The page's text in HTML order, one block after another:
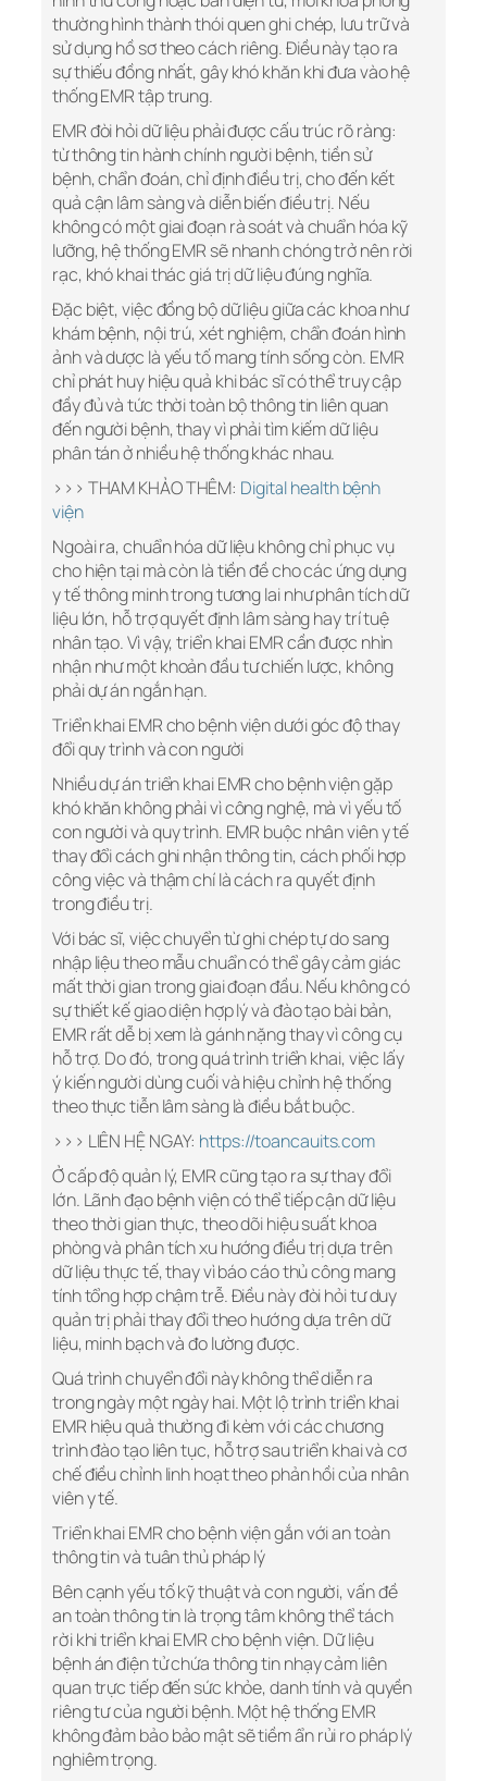
thường hình thành thói quen ghi chép, lưu trữ và
sử dụng hồ sơ theo cách riêng. Điều này tạo ra
sự thiếu đồng nhất, gây khó khăn khi đưa vào hệ
thống EMR tập trung.
EMR đòi hỏi dữ liệu phải được cấu trúc rõ ràng:
từ thông tin hành chính người bệnh, tiền sử
bệnh, chẩn đoán, chỉ định điều trị, cho đến kết
quả cận lâm sàng và diễn biến điều trị. Nếu
không có một giai đoạn rà soát và chuẩn hóa kỹ
lưỡng, hệ thống EMR sẽ nhanh chóng trở nên rời
rạc, khó khai thác giá trị dữ liệu đúng nghĩa.
Đặc biệt, việc đồng bộ dữ liệu giữa các khoa như
khám bệnh, nội trú, xét nghiệm, chẩn đoán hình
ảnh và dược là yếu tố mang tính sống còn. EMR
chỉ phát huy hiệu quả khi bác sĩ có thể truy cập
đầy đủ và tức thời toàn bộ thông tin liên quan
đến người bệnh, thay vì phải tìm kiếm dữ liệu
phân tán ở nhiều hệ thống khác nhau.
>>> THAM KHẢO THÊM: Digital health bệnh
viện
Ngoài ra, chuẩn hóa dữ liệu không chỉ phục vụ
cho hiện tại mà còn là tiền đề cho các ứng dụng
y tế thông minh trong tương lai như phân tích dữ
liệu lớn, hỗ trợ quyết định lâm sàng hay trí tuệ
nhân tạo. Vì vậy, triển khai EMR cần được nhìn
nhận như một khoản đầu tư chiến lược, không
phải dự án ngắn hạn.
Triển khai EMR cho bệnh viện dưới góc độ thay
đổi quy trình và con người
Nhiều dự án triển khai EMR cho bệnh viện gặp
khó khăn không phải vì công nghệ, mà vì yếu tố
con người và quy trình. EMR buộc nhân viên y tế
thay đổi cách ghi nhận thông tin, cách phối hợp
công việc và thậm chí là cách ra quyết định
trong điều trị.
Với bác sĩ, việc chuyển từ ghi chép tự do sang
nhập liệu theo mẫu chuẩn có thể gây cảm giác
mất thời gian trong giai đoạn đầu. Nếu không có
sự thiết kế giao diện hợp lý và đào tạo bài bản,
EMR rất dễ bị xem là gánh nặng thay vì công cụ
hỗ trợ. Do đó, trong quá trình triển khai, việc lấy
ý kiến người dùng cuối và hiệu chỉnh hệ thống
theo thực tiễn lâm sàng là điều bắt buộc.
>>> LIÊN HỆ NGAY: https://toancauits.com
Ở cấp độ quản lý, EMR cũng tạo ra sự thay đổi
lớn. Lãnh đạo bệnh viện có thể tiếp cận dữ liệu
theo thời gian thực, theo dõi hiệu suất khoa
phòng và phân tích xu hướng điều trị dựa trên
dữ liệu thực tế, thay vì báo cáo thủ công mang
tính tổng hợp chậm trễ. Điều này đòi hỏi tư duy
quản trị phải thay đổi theo hướng dựa trên dữ
liệu, minh bạch và đo lường được.
Quá trình chuyển đổi này không thể diễn ra
trong ngày một ngày hai. Một lộ trình triển khai
EMR hiệu quả thường đi kèm với các chương
trình đào tạo liên tục, hỗ trợ sau triển khai và cơ
chế điều chỉnh linh hoạt theo phản hồi của nhân
viên y tế.
Triển khai EMR cho bệnh viện gắn với an toàn
thông tin và tuân thủ pháp lý
Bên cạnh yếu tố kỹ thuật và con người, vấn đề
an toàn thông tin là trọng tâm không thể tách
rời khi triển khai EMR cho bệnh viện. Dữ liệu
bệnh án điện tử chứa thông tin nhạy cảm liên
quan trực tiếp đến sức khỏe, danh tính và quyền
riêng tư của người bệnh. Một hệ thống EMR
không đảm bảo bảo mật sẽ tiềm ẩn rủi ro pháp lý
nghiêm trọng.